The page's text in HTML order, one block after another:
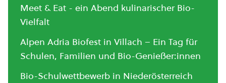
Meet & Eat - ein Abend kulinarischer Bio-
Vielfalt
Alpen Adria Biofest in Villach – Ein Tag für
Schulen, Familien und Bio-Genießer:innen
Bio-Schulwettbewerb in Niederösterreich